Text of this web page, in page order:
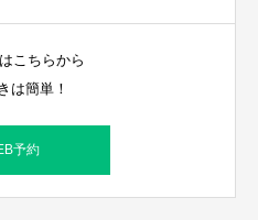
こちらから
は簡単！
予約